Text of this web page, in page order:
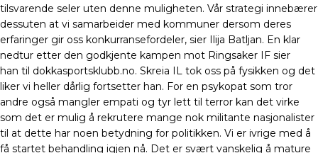
tilsvarende seler uten denne muligheten. Vår strategi innebærer
dessuten at vi samarbeider med kommuner dersom deres
erfaringer gir oss konkurransefordeler, sier Ilija Batljan. En klar
nedtur etter den godkjente kampen mot Ringsaker IF sier
han til dokkasportsklubb.no. Skreia IL tok oss på fysikken og det
liker vi heller dårlig fortsetter han. For en psykopat som tror
andre også mangler empati og tyr lett til terror kan det virke
som det er mulig å rekrutere mange nok militante nasjonalister
til at dette har noen betydning for politikken. Vi er ivrige med å
få startet behandling igjen nå. Det er svært vanskelig å mature